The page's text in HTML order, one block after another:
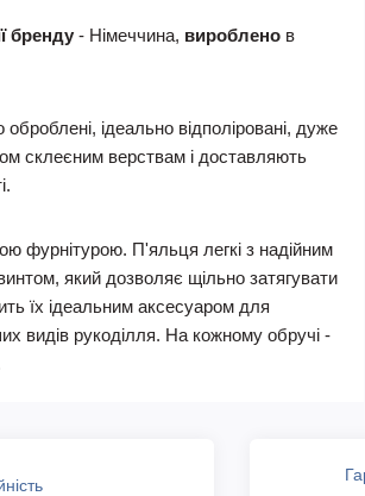
бренду - Німеччина, вироблено в
оброблені, ідеально відполіровані, дуже
склеєним верствам і доставляють
фурнітурою. П'яльця легкі з надійним
який дозволяє щільно затягувати
їх ідеальним аксесуаром для
видів рукоділля. На кожному обручі -